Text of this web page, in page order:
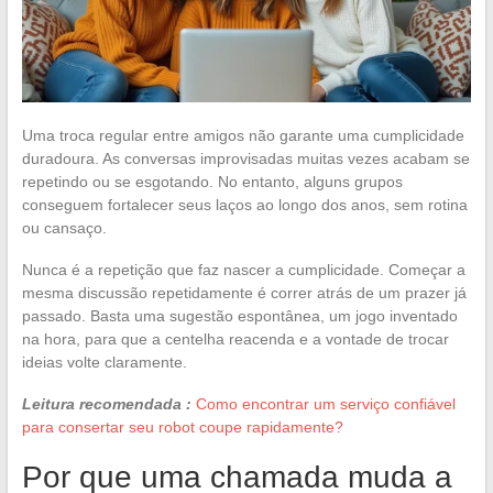
Uma troca regular entre amigos não garante uma cumplicidade
duradoura. As conversas improvisadas muitas vezes acabam se
repetindo ou se esgotando. No entanto, alguns grupos
conseguem fortalecer seus laços ao longo dos anos, sem rotina
ou cansaço.
Nunca é a repetição que faz nascer a cumplicidade. Começar a
mesma discussão repetidamente é correr atrás de um prazer já
passado. Basta uma sugestão espontânea, um jogo inventado
na hora, para que a centelha reacenda e a vontade de trocar
ideias volte claramente.
Leitura recomendada : Como encontrar um serviço confiável
para consertar seu robot coupe rapidamente?
Por que uma chamada muda a